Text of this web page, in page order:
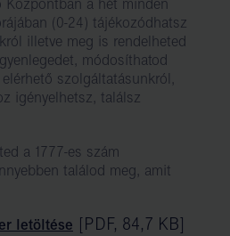
Központban a hét minden
(0-24) tájékozódhatsz
illetve meg is rendelheted
módosíthatod
szolgáltatásunkról,
igényelhetsz, találsz
a 1777-es szám
találod meg, amit
letöltése [PDF, 84,7 KB]